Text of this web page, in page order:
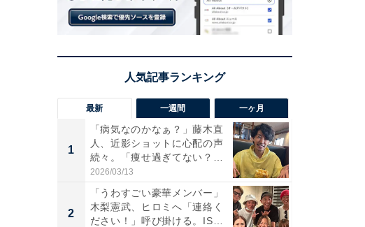
最新 一週間 一ヶ月
1
「病気なのかなぁ？」藤木直
人、近影ショットに心配の声
続々。「痩せ過ぎてない？」
「...
2026/03/13
2
「うわすごい豪華メンバー」
木梨憲武、ヒロミへ「連絡く
ださい！」呼び掛ける。IS